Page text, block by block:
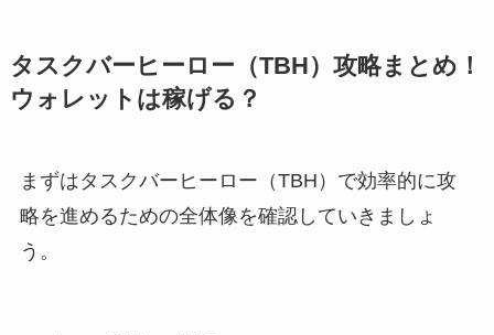
タスクバーヒーロー（TBH）攻略まとめ！
ウォレットは稼げる？
まずはタスクバーヒーロー（TBH）で効率的に攻
略を進めるための全体像を確認していきましょ
う。